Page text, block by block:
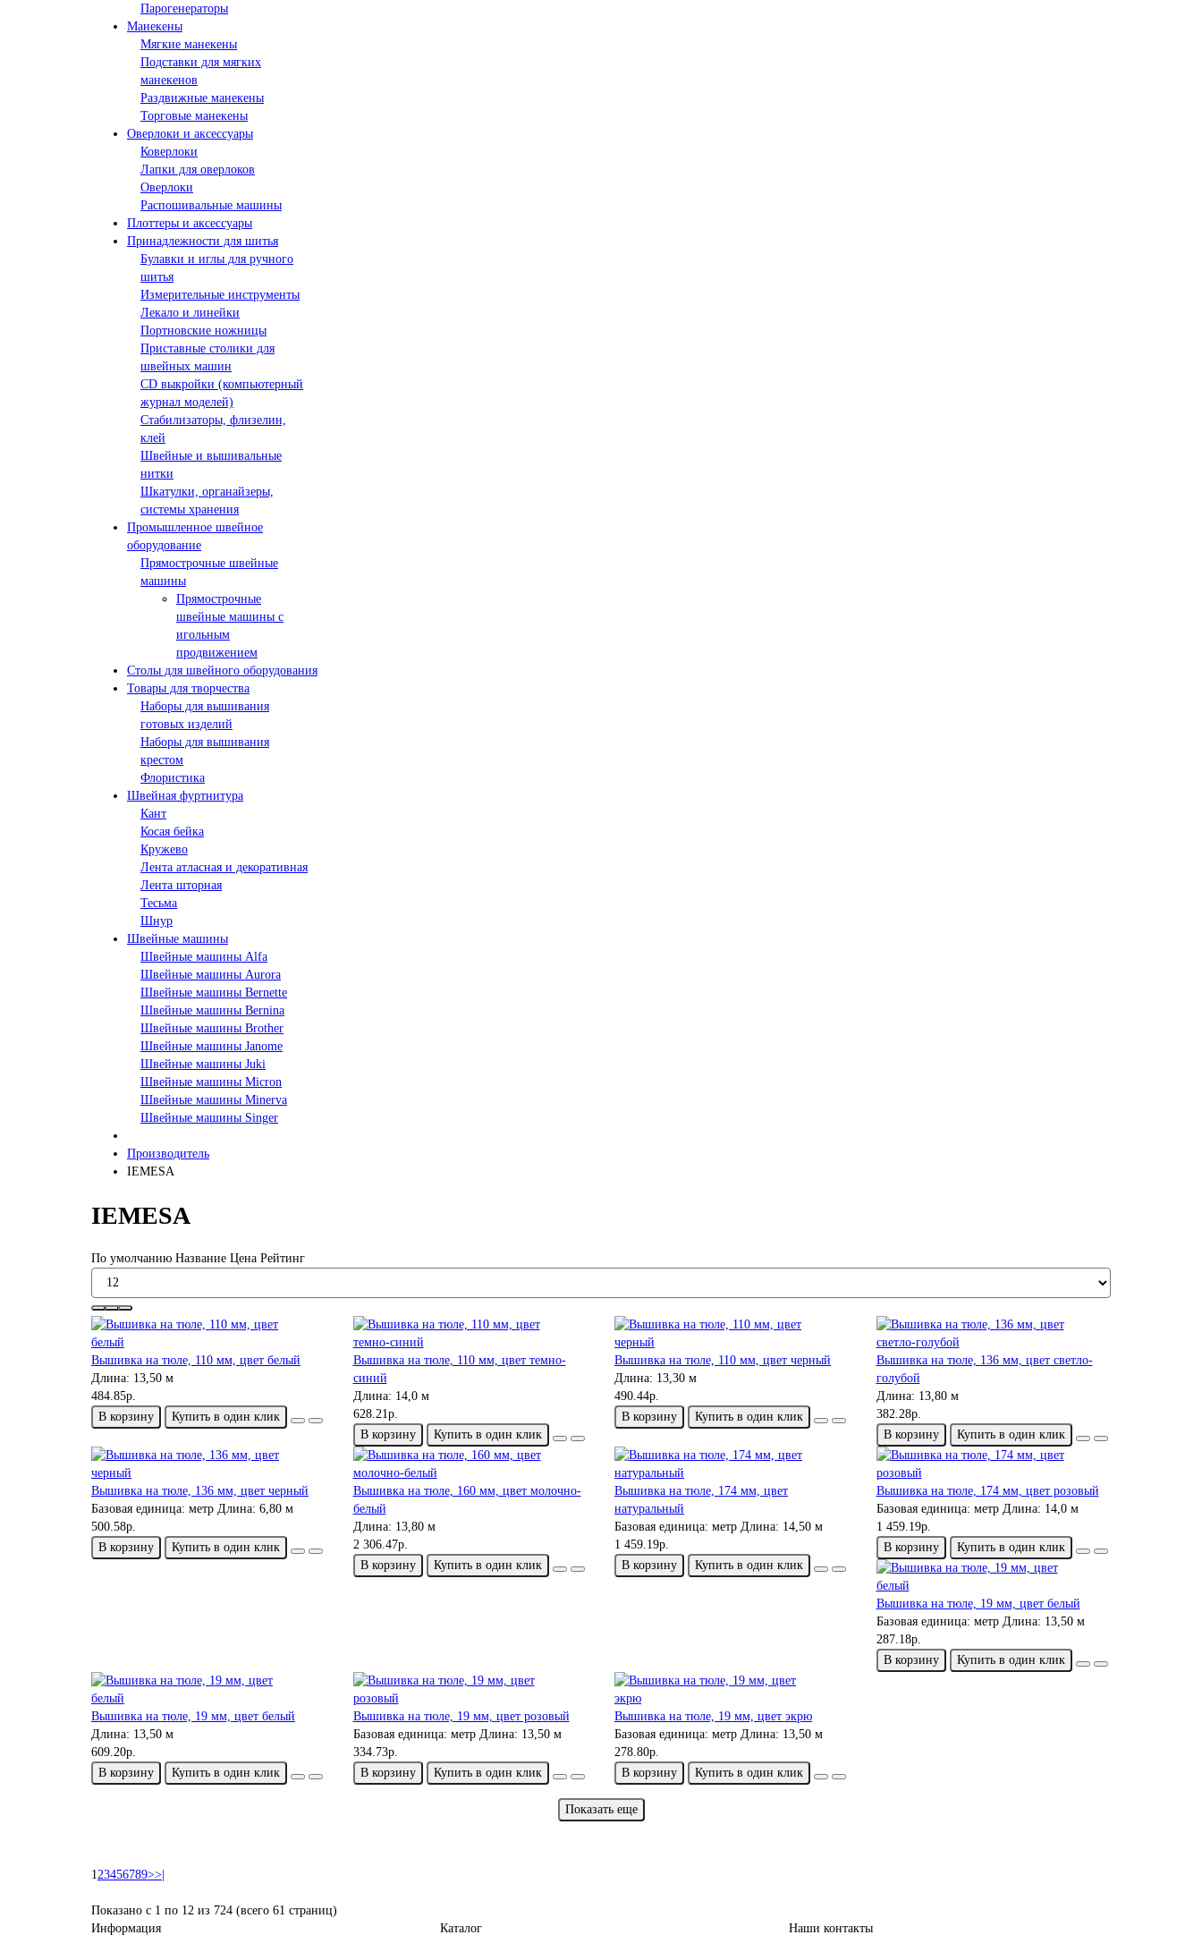
Парогенераторы
Манекены
Мягкие манекены
Подставки для мягких
манекенов
Раздвижные манекены
Торговые манекены
Оверлоки и аксессуары
Коверлоки
Лапки для оверлоков
Оверлоки
Распошивальные машины
Плоттеры и аксессуары
Принадлежности для шитья
Булавки и иглы для ручного
шитья
Измерительные инструменты
Лекало и линейки
Портновские ножницы
Приставные столики для
швейных машин
СD выкройки (компьютерный
журнал моделей)
Стабилизаторы, флизелин,
клей
Швейные и вышивальные
нитки
Шкатулки, органайзеры,
системы хранения
Промышленное швейное
оборудование
Прямострочные швейные
машины
Прямострочные
швейные машины с
игольным
продвижением
Столы для швейного оборудования
Товары для творчества
Наборы для вышивания
готовых изделий
Наборы для вышивания
крестом
Флористика
Швейная фуртнитура
Кант
Косая бейка
Кружево
Лента aтласная и декоративная
Лента шторная
Тесьма
Шнур
Швейные машины
Швейные машины Alfa
Швейные машины Aurora
Швейные машины Bernette
Швейные машины Bernina
Швейные машины Brother
Швейные машины Janome
Швейные машины Juki
Швейные машины Micron
Швейные машины Minerva
Швейные машины Singer
Производитель
IEMESA
IEMESA
По умолчанию Название Цена Рейтинг
Вышивка на тюле, 110 мм, цвет белый
Длина: 13,50 м
484.85р.
В корзину
Купить в один клик
Вышивка на тюле, 110 мм, цвет темно-
синий
Длина: 14,0 м
628.21р.
В корзину
Купить в один клик
Вышивка на тюле, 110 мм, цвет черный
Длина: 13,30 м
490.44р.
В корзину
Купить в один клик
Вышивка на тюле, 136 мм, цвет светло-
голубой
Длина: 13,80 м
382.28р.
В корзину
Купить в один клик
Вышивка на тюле, 136 мм, цвет черный
Базовая единица: метр Длина: 6,80 м
500.58р.
В корзину
Купить в один клик
Вышивка на тюле, 160 мм, цвет молочно-
белый
Длина: 13,80 м
2 306.47р.
В корзину
Купить в один клик
Вышивка на тюле, 174 мм, цвет
натуральный
Базовая единица: метр Длина: 14,50 м
1 459.19р.
В корзину
Купить в один клик
Вышивка на тюле, 174 мм, цвет розовый
Базовая единица: метрДлина: 14,0 м
1 459.19р.
В корзину
Купить в один клик
Вышивка на тюле, 19 мм, цвет белый
Базовая единица: метрДлина: 13,50 м
287.18р.
В корзину
Купить в один клик
Вышивка на тюле, 19 мм, цвет белый
Длина: 13,50 м
609.20р.
В корзину
Купить в один клик
Вышивка на тюле, 19 мм, цвет розовый
Базовая единица: метрДлина: 13,50 м
334.73р.
В корзину
Купить в один клик
Вышивка на тюле, 19 мм, цвет экрю
Базовая единица: метр Длина: 13,50 м
278.80р.
В корзину
Купить в один клик
Показать еще
123456789>>|
Показано с 1 по 12 из 724 (всего 61 страниц)
Информация
Каталог Наши контакты